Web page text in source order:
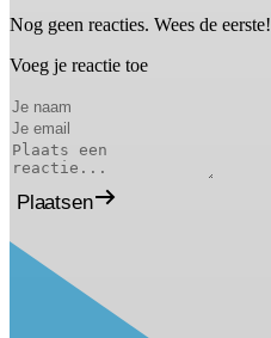
Nog geen reacties. Wees de eerste!
Voeg je reactie toe
Plaatsen